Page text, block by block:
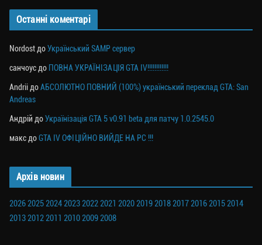
Останні коментарі
Nordost доУкраїнський SAMP сервер
санчоус до ПОВНА УКРАЇНІЗАЦІЯ GTA IV!!!!!!!!!!!!
Andrii доАБСОЛЮТНО ПОВНИЙ (100%) український переклад GTA: San
Andreas
Андрій доУкраїнізація GTA 5 v0.91 beta для патчу 1.0.2545.0
макс доGTA IV ОФІЦІЙНО ВИЙДЕ НА PC !!!
Архів новин
202620252024202320222021 2020201920182017201620152014
201320122011 201020092008